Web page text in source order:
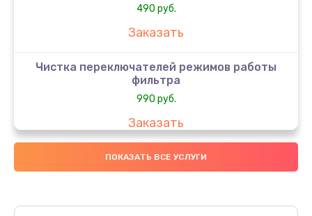
490 руб.
Заказать
Чистка переключателей режимов работы
фильтра
990 руб.
Заказать
Восстановление цепей входного фильтра
ПОКАЗАТЬ ВСЕ УСЛУГИ